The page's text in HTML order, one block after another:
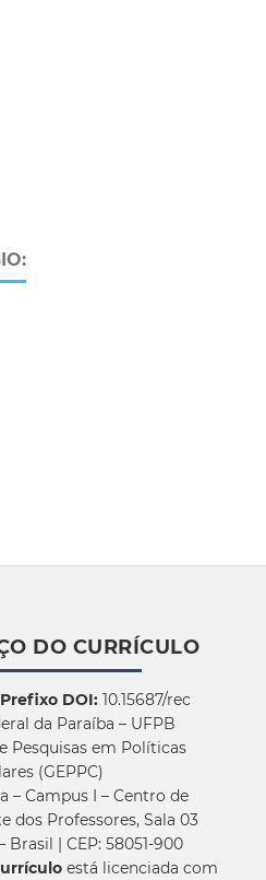
DO CURRÍCULO
Prefixo DOI:10.15687/rec
da Paraíba – UFPB
Pesquisas em Políticas
(GEPPC)
– Campus I – Centro de
dos Professores, Sala 03
Brasil | CEP: 58051-900
está licenciada com